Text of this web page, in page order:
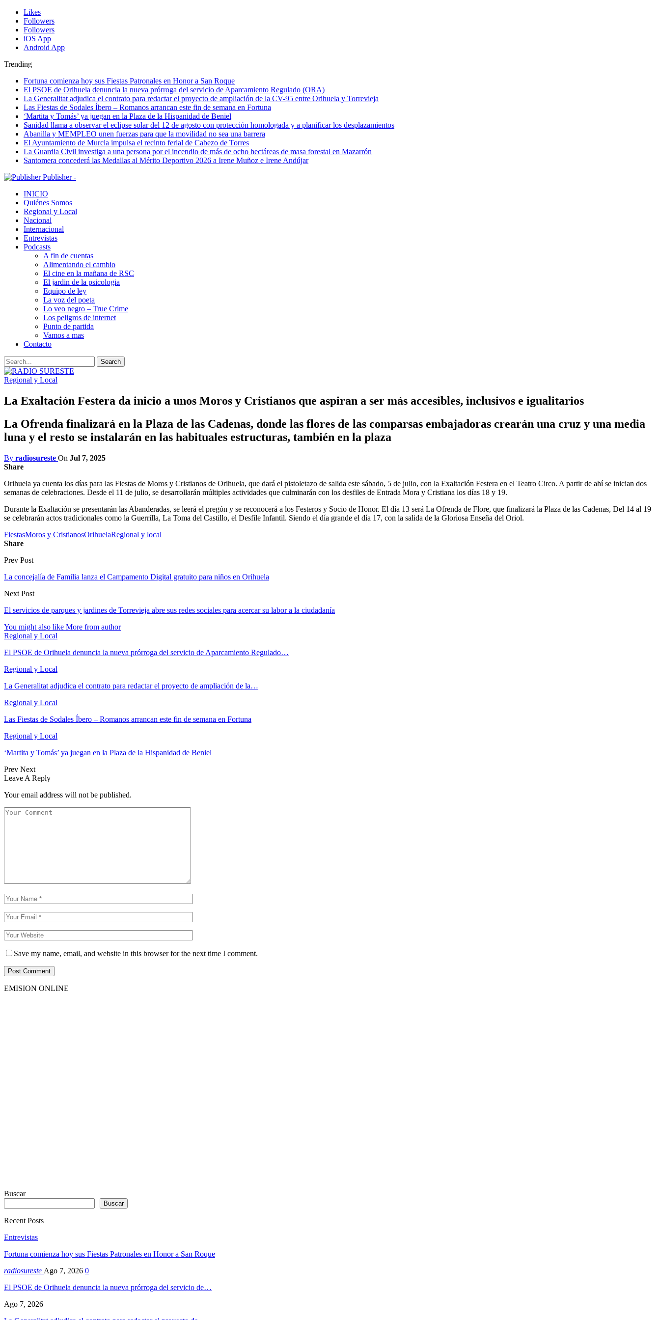
Likes
Followers
Followers
iOS App
Android App
Trending
Fortuna comienza hoy sus Fiestas Patronales en Honor a San Roque
El PSOE de Orihuela denuncia la nueva prórroga del servicio de Aparcamiento Regulado (ORA)
La Generalitat adjudica el contrato para redactar el proyecto de ampliación de la CV-95 entre Orihuela y Torrevieja
Las Fiestas de Sodales Íbero – Romanos arrancan este fin de semana en Fortuna
‘Martita y Tomás’ ya juegan en la Plaza de la Hispanidad de Beniel
Sanidad llama a observar el eclipse solar del 12 de agosto con protección homologada y a planificar los desplazamientos
Abanilla y MEMPLEO unen fuerzas para que la movilidad no sea una barrera
El Ayuntamiento de Murcia impulsa el recinto ferial de Cabezo de Torres
La Guardia Civil investiga a una persona por el incendio de más de ocho hectáreas de masa forestal en Mazarrón
Santomera concederá las Medallas al Mérito Deportivo 2026 a Irene Muñoz e Irene Andújar
Publisher -
INICIO
Quiénes Somos
Regional y Local
Nacional
Internacional
Entrevistas
Podcasts
A fin de cuentas
Alimentando el cambio
El cine en la mañana de RSC
El jardin de la psicologia
Equipo de ley
La voz del poeta
Lo veo negro – True Crime
Los peligros de internet
Punto de partida
Vamos a mas
Contacto
Regional y Local
La Exaltación Festera da inicio a unos Moros y Cristianos que aspiran a ser más accesibles, inclusivos e igualitarios
La Ofrenda finalizará en la Plaza de las Cadenas, donde las flores de las comparsas embajadoras crearán una cruz y una media
luna y el resto se instalarán en las habituales estructuras, también en la plaza
By radiosureste On Jul 7, 2025
Share
Orihuela ya cuenta los días para las Fiestas de Moros y Cristianos de Orihuela, que dará el pistoletazo de salida este sábado, 5 de julio, con la Exaltación Festera en el Teatro Circo. A partir de ahí se inician dos
semanas de celebraciones. Desde el 11 de julio, se desarrollarán múltiples actividades que culminarán con los desfiles de Entrada Mora y Cristiana los días 18 y 19.
Durante la Exaltación se presentarán las Abanderadas, se leerá el pregón y se reconocerá a los Festeros y Socio de Honor. El día 13 será La Ofrenda de Flore, que finalizará la Plaza de las Cadenas, Del 14 al 19
se celebrarán actos tradicionales como la Guerrilla, La Toma del Castillo, el Desfile Infantil. Siendo el día grande el día 17, con la salida de la Gloriosa Enseña del Oriol.
FiestasMoros y CristianosOrihuelaRegional y local
Share
Prev Post
La concejalía de Familia lanza el Campamento Digital gratuito para niños en Orihuela
Next Post
El servicios de parques y jardines de Torrevieja abre sus redes sociales para acercar su labor a la ciudadanía
You might also like More from author
Regional y Local
El PSOE de Orihuela denuncia la nueva prórroga del servicio de Aparcamiento Regulado…
Regional y Local
La Generalitat adjudica el contrato para redactar el proyecto de ampliación de la…
Regional y Local
Las Fiestas de Sodales Íbero – Romanos arrancan este fin de semana en Fortuna
Regional y Local
‘Martita y Tomás’ ya juegan en la Plaza de la Hispanidad de Beniel
Prev Next
Leave A Reply
Your email address will not be published.
Save my name, email, and website in this browser for the next time I comment.
EMISION ONLINE
Buscar
Buscar
Recent Posts
Entrevistas
Fortuna comienza hoy sus Fiestas Patronales en Honor a San Roque
radiosureste Ago 7, 2026 0
El PSOE de Orihuela denuncia la nueva prórroga del servicio de…
Ago 7, 2026